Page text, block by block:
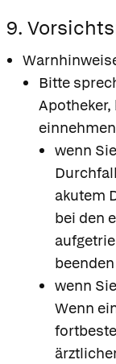
9.
Bitte
wenn
akutem
bei den
wenn
Wenn